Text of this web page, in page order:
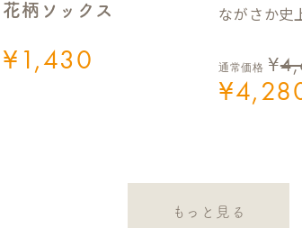
花柄ソックス
¥1,430
ながさか史
通常価格 ¥
¥
もっと見る